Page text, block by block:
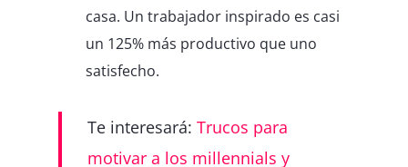
casa. Un trabajador inspirado es casi
un 125% más productivo que uno
satisfecho.
Te interesará:Trucos para
motivar a los millennials y